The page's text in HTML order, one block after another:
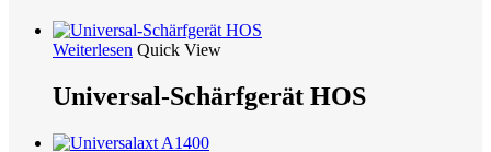
Weiterlesen Quick View
Universal-Schärfgerät HOS